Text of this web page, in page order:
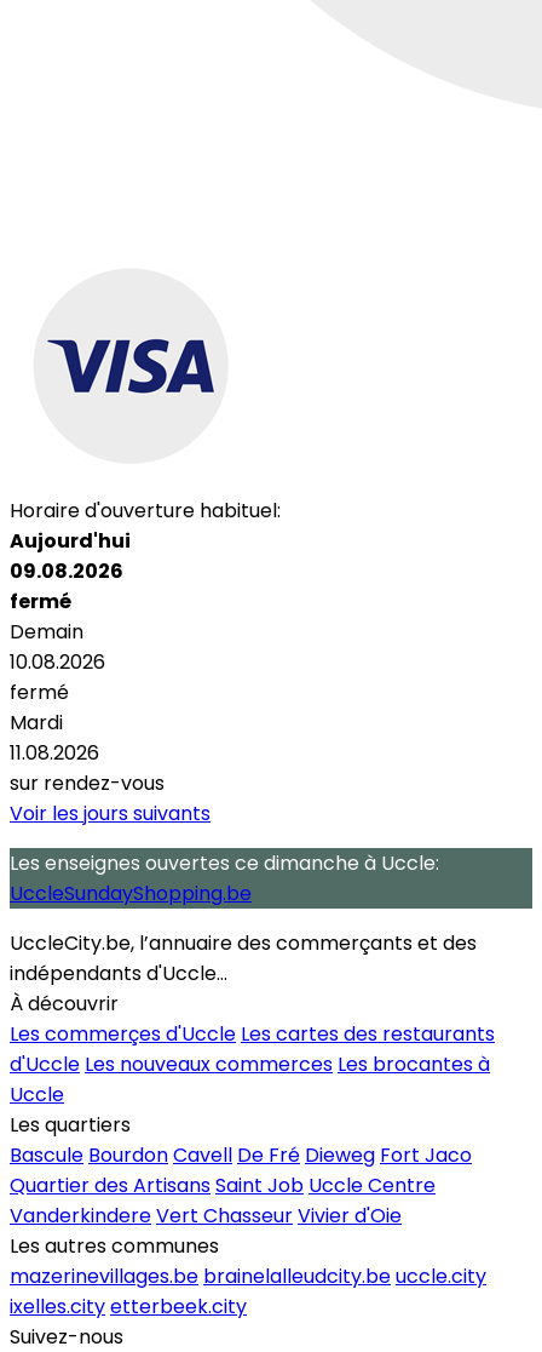
Horaire d'ouverture habituel:
Aujourd'hui
09.08.2026
fermé
Demain
10.08.2026
fermé
Mardi
11.08.2026
sur rendez-vous
Voir les jours suivants
Les enseignes ouvertes ce dimanche à Uccle:
UccleSundayShopping.be
UccleCity.be, l’annuaire des commerçants et des
indépendants d'Uccle...
À découvrir
Les commerçes d'Uccle Les cartes des restaurants
d'Uccle Les nouveaux commerces Les brocantes à
Uccle
Les quartiers
Bascule BourdonCavell De Fré Dieweg Fort Jaco
Quartier des ArtisansSaint Job Uccle Centre
VanderkindereVert ChasseurVivier d'Oie
Les autres communes
mazerinevillages.be brainelalleudcity.beuccle.city
ixelles.cityetterbeek.city
Suivez-nous